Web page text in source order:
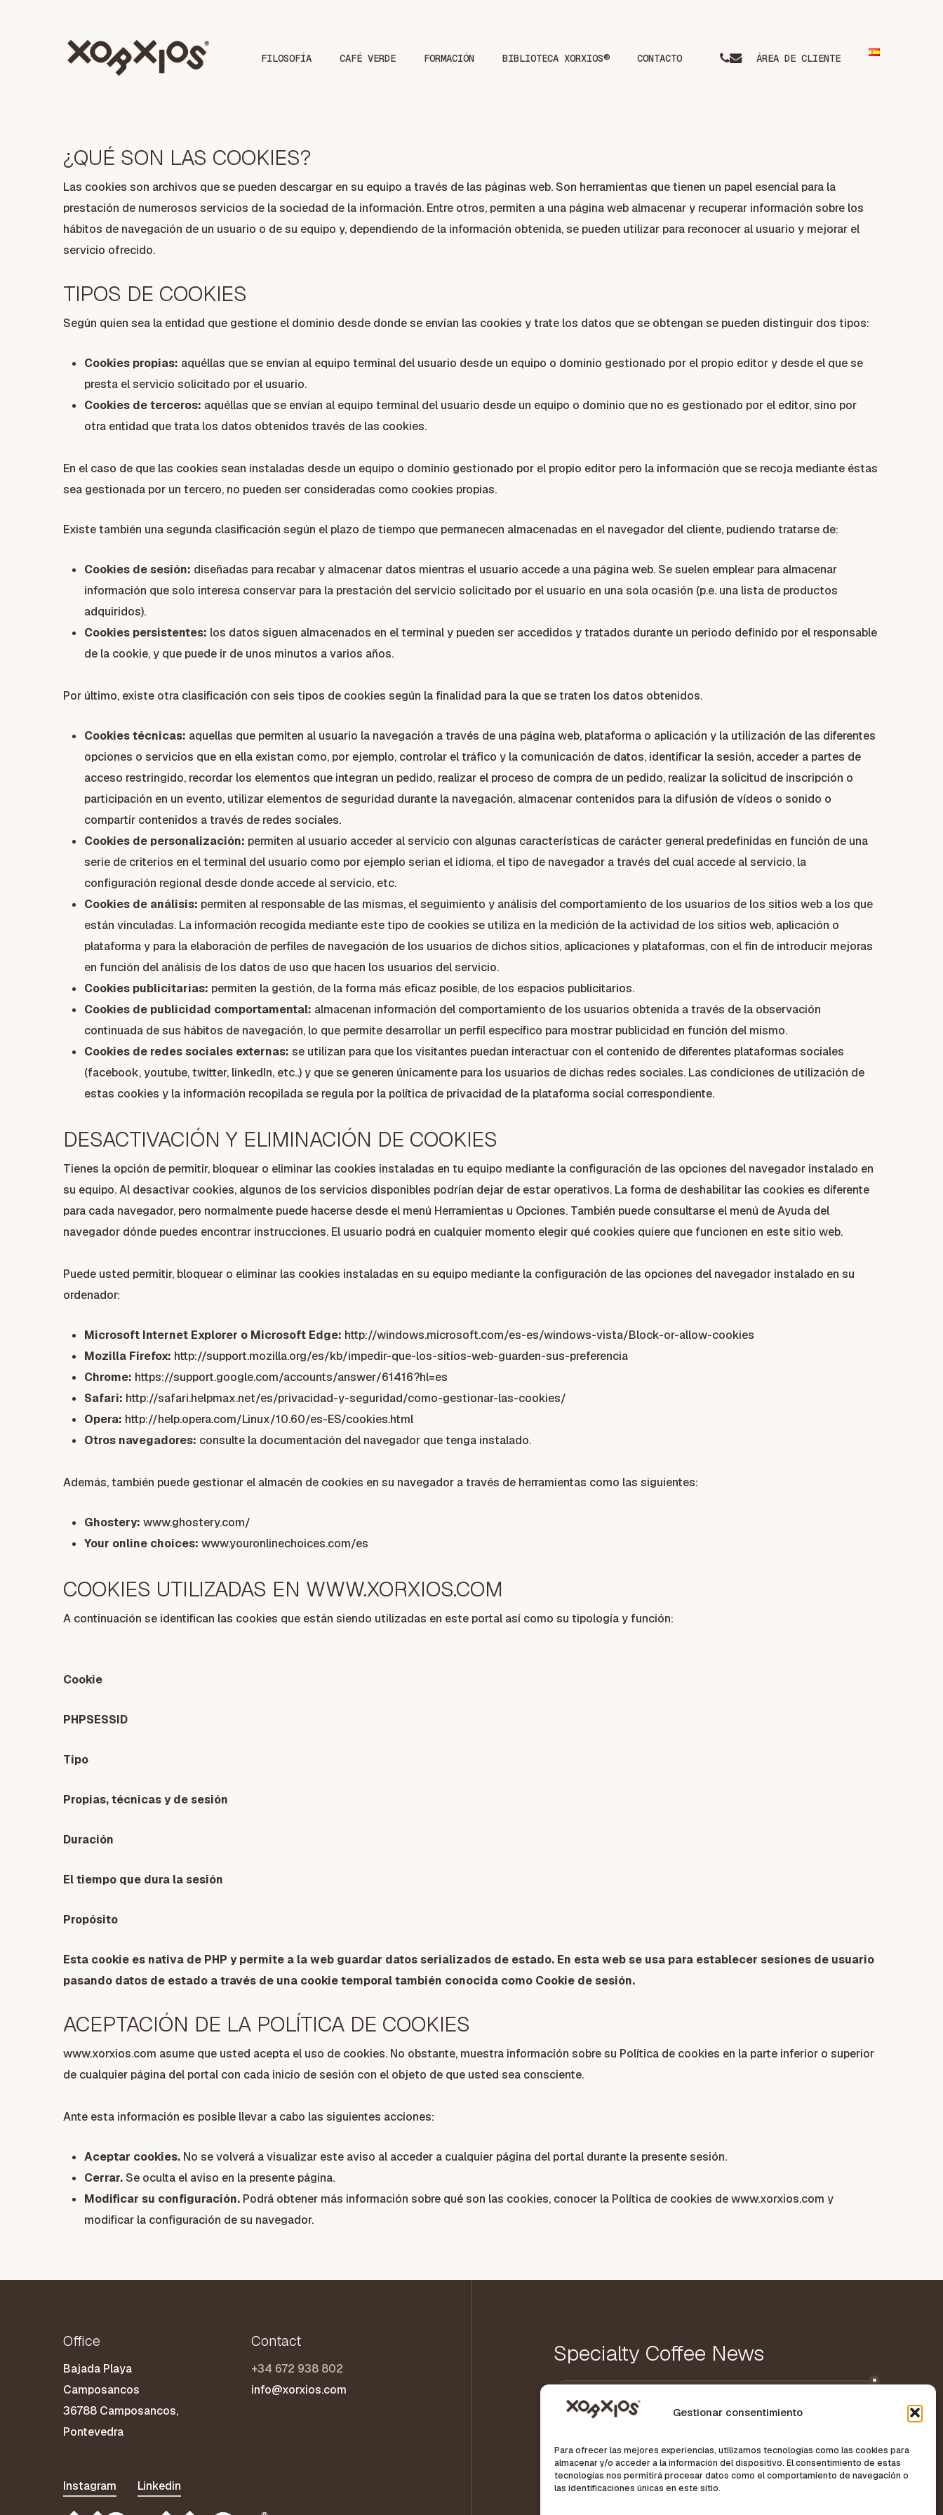
Gestionar consentimiento
Para ofrecer las mejores experiencias, utilizamos tecnologías como las cookies para
almacenar y/o acceder a la información del dispositivo. El consentimiento de estas
tecnologías nos permitirá procesar datos como el comportamiento de navegación o
las identificaciones únicas en este sitio.
FILOSOFÍA CAFÉ VERDE FORMACIÓN BIBLIOTECA XORXIOS® CONTACTO phone
email ÁREA DE CLIENTE
¿QUÉ SON LAS COOKIES?
Las cookies son archivos que se pueden descargar en su equipo a través de las páginas web. Son herramientas que tienen un papel esencial para la
prestación de numerosos servicios de la sociedad de la información. Entre otros, permiten a una página web almacenar y recuperar información sobre los
hábitos de navegación de un usuario o de su equipo y, dependiendo de la información obtenida, se pueden utilizar para reconocer al usuario y mejorar el
servicio ofrecido.
TIPOS DE COOKIES
Según quien sea la entidad que gestione el dominio desde donde se envían las cookies y trate los datos que se obtengan se pueden distinguir dos tipos:
Cookies propias: aquéllas que se envían al equipo terminal del usuario desde un equipo o dominio gestionado por el propio editor y desde el que se
presta el servicio solicitado por el usuario.
Cookies de terceros: aquéllas que se envían al equipo terminal del usuario desde un equipo o dominio que no es gestionado por el editor, sino por
otra entidad que trata los datos obtenidos través de las cookies.
En el caso de que las cookies sean instaladas desde un equipo o dominio gestionado por el propio editor pero la información que se recoja mediante éstas
sea gestionada por un tercero, no pueden ser consideradas como cookies propias.
Existe también una segunda clasificación según el plazo de tiempo que permanecen almacenadas en el navegador del cliente, pudiendo tratarse de:
Cookies de sesión: diseñadas para recabar y almacenar datos mientras el usuario accede a una página web. Se suelen emplear para almacenar
información que solo interesa conservar para la prestación del servicio solicitado por el usuario en una sola ocasión (p.e. una lista de productos
adquiridos).
Cookies persistentes: los datos siguen almacenados en el terminal y pueden ser accedidos y tratados durante un periodo definido por el responsable
de la cookie, y que puede ir de unos minutos a varios años.
Por último, existe otra clasificación con seis tipos de cookies según la finalidad para la que se traten los datos obtenidos.
Cookies técnicas: aquellas que permiten al usuario la navegación a través de una página web, plataforma o aplicación y la utilización de las diferentes
opciones o servicios que en ella existan como, por ejemplo, controlar el tráfico y la comunicación de datos, identificar la sesión, acceder a partes de
acceso restringido, recordar los elementos que integran un pedido, realizar el proceso de compra de un pedido, realizar la solicitud de inscripción o
participación en un evento, utilizar elementos de seguridad durante la navegación, almacenar contenidos para la difusión de vídeos o sonido o
compartir contenidos a través de redes sociales.
Cookies de personalización: permiten al usuario acceder al servicio con algunas características de carácter general predefinidas en función de una
serie de criterios en el terminal del usuario como por ejemplo serian el idioma, el tipo de navegador a través del cual accede al servicio, la
configuración regional desde donde accede al servicio, etc.
Cookies de análisis: permiten al responsable de las mismas, el seguimiento y análisis del comportamiento de los usuarios de los sitios web a los que
están vinculadas. La información recogida mediante este tipo de cookies se utiliza en la medición de la actividad de los sitios web, aplicación o
plataforma y para la elaboración de perfiles de navegación de los usuarios de dichos sitios, aplicaciones y plataformas, con el fin de introducir mejoras
en función del análisis de los datos de uso que hacen los usuarios del servicio.
Cookies publicitarias: permiten la gestión, de la forma más eficaz posible, de los espacios publicitarios.
Cookies de publicidad comportamental: almacenan información del comportamiento de los usuarios obtenida a través de la observación
continuada de sus hábitos de navegación, lo que permite desarrollar un perfil específico para mostrar publicidad en función del mismo.
Cookies de redes sociales externas: se utilizan para que los visitantes puedan interactuar con el contenido de diferentes plataformas sociales
(facebook, youtube, twitter, linkedIn, etc..) y que se generen únicamente para los usuarios de dichas redes sociales. Las condiciones de utilización de
estas cookies y la información recopilada se regula por la política de privacidad de la plataforma social correspondiente.
DESACTIVACIÓN Y ELIMINACIÓN DE COOKIES
Tienes la opción de permitir, bloquear o eliminar las cookies instaladas en tu equipo mediante la configuración de las opciones del navegador instalado en
su equipo. Al desactivar cookies, algunos de los servicios disponibles podrían dejar de estar operativos. La forma de deshabilitar las cookies es diferente
para cada navegador, pero normalmente puede hacerse desde el menú Herramientas u Opciones. También puede consultarse el menú de Ayuda del
navegador dónde puedes encontrar instrucciones. El usuario podrá en cualquier momento elegir qué cookies quiere que funcionen en este sitio web.
Puede usted permitir, bloquear o eliminar las cookies instaladas en su equipo mediante la configuración de las opciones del navegador instalado en su
ordenador:
Microsoft Internet Explorer o Microsoft Edge: http://windows.microsoft.com/es-es/windows-vista/Block-or-allow-cookies
Mozilla Firefox: http://support.mozilla.org/es/kb/impedir-que-los-sitios-web-guarden-sus-preferencia
Chrome: https://support.google.com/accounts/answer/61416?hl=es
Safari: http://safari.helpmax.net/es/privacidad-y-seguridad/como-gestionar-las-cookies/
Opera: http://help.opera.com/Linux/10.60/es-ES/cookies.html
Otros navegadores: consulte la documentación del navegador que tenga instalado.
Además, también puede gestionar el almacén de cookies en su navegador a través de herramientas como las siguientes:
Ghostery: www.ghostery.com/
Your online choices: www.youronlinechoices.com/es
COOKIES UTILIZADAS EN WWW.XORXIOS.COM
A continuación se identifican las cookies que están siendo utilizadas en este portal así como su tipología y función:
Cookie
PHPSESSID
Tipo
Propias, técnicas y de sesión
Duración
El tiempo que dura la sesión
Propósito
Esta cookie es nativa de PHP y permite a la web guardar datos serializados de estado. En esta web se usa para establecer sesiones de usuario
pasando datos de estado a través de una cookie temporal también conocida como Cookie de sesión.
ACEPTACIÓN DE LA POLÍTICA DE COOKIES
www.xorxios.com asume que usted acepta el uso de cookies. No obstante, muestra información sobre su Política de cookies en la parte inferior o superior
de cualquier página del portal con cada inicio de sesión con el objeto de que usted sea consciente.
Ante esta información es posible llevar a cabo las siguientes acciones:
Aceptar cookies. No se volverá a visualizar este aviso al acceder a cualquier página del portal durante la presente sesión.
Cerrar.Se oculta el aviso en la presente página.
Modificar su configuración. Podrá obtener más información sobre qué son las cookies, conocer la Política de cookies de www.xorxios.com y
modificar la configuración de su navegador.
Office
Bajada Playa
Camposancos
36788 Camposancos,
Pontevedra
Contact
+34 672 938 802
info@xorxios.com
Instagram Linkedin
Specialty Coffee News